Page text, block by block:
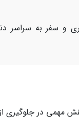
و سفر به سراسر
مهمی در جلوگیری